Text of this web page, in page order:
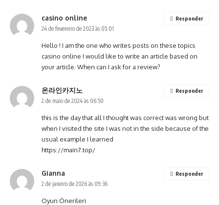
casino online
24 de fevereiro de 2023 às 05:01
Hello ! I am the one who writes posts on these topics
casino online I would like to write an article based on
your article. When can I ask for a review?
Responder
온라인카지노
2 de maio de 2024 às 06:50
this is the day that all I thought was correct was wrong but
when I visited the site I was not in the side because of the
usual example I learned
https://main7.top/
Responder
Gianna
2 de janeiro de 2026 às 09:36
Oyun Önerileri
Responder